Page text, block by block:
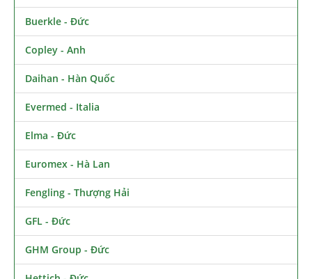
Buerkle - Đức
Copley - Anh
Daihan - Hàn Quốc
Evermed - Italia
Elma - Đức
Euromex - Hà Lan
Fengling - Thượng Hải
GFL - Đức
GHM Group - Đức